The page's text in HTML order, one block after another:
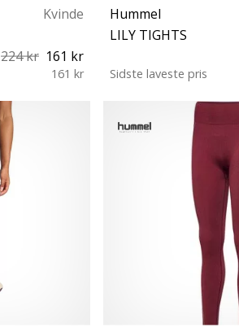
Kvinde
224 kr 161 kr
161 kr
Hummel
LILY TIGHTS
Sidste laveste pris
S L